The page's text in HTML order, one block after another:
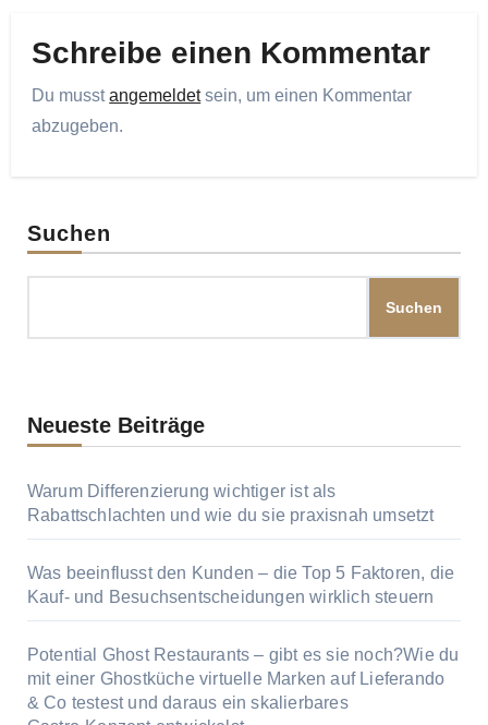
Schreibe einen Kommentar
Du musstangemeldetsein, um einen Kommentar
abzugeben.
Suchen
Suchen
Neueste Beiträge
Warum Differenzierung wichtiger ist als
Rabattschlachten und wie du sie praxisnah umsetzt
Was beeinflusst den Kunden – die Top 5 Faktoren, die
Kauf‑ und Besuchsentscheidungen wirklich steuern
Potential Ghost Restaurants – gibt es sie noch?Wie du
mit einer Ghostküche virtuelle Marken auf Lieferando
& Co testest und daraus ein skalierbares